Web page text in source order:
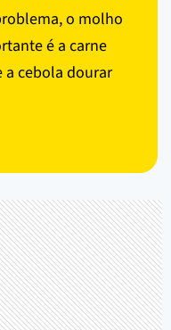
o molho
é a carne
a cebola dourar